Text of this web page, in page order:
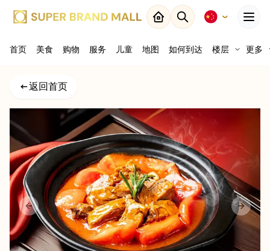
Menu
返回
结果
地图
关闭
首页 美食 购物 服务 儿童 地图 如何到达 楼层 更多
返回首页
Previous slide Next